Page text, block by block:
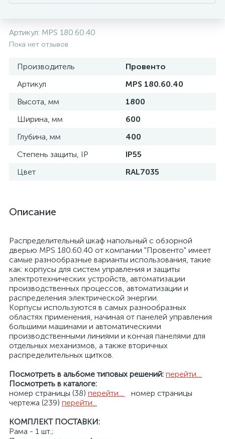
Артикул: MPS 180.60.40
Пока нет отзывов
Производитель
Провенто
Артикул
MPS 180.60.40
Высота, мм
1800
Ширина, мм
600
Глубина, мм
400
Степень защиты, IP
IP55
Цвет
RAL7035
Описание
Распределительный шкаф напольный с обзорной
дверью MPS 180.60.40 от компании "Провенто" имеет
самые разнообразные варианты использования, такие
как: корпусы для систем управления и защиты
электротехнических устройств, автоматизации
производственных процессов, автоматизации и
распределения электрической энергии.
Корпусы используются в самых разнообразных
областях применения, начиная от панелей управления
большими машинами и автоматическими
производственными линиями и кончая панелями для
отдельных механизмов, а также вторичных
распределительных щитков.
Посмотреть в альбоме типовых решений: перейти…
Посмотреть в каталоге:
номер страницы (38) перейти...
номер страницы
чертежа (239) перейти...
КОМПЛЕКТ ПОСТАВКИ:
Рама - 1 шт.;